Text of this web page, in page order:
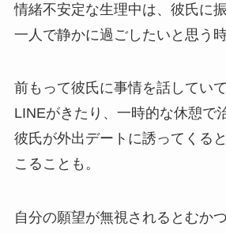
情緒不安定な生理中は、彼氏に
一人で静かに過ごしたいと思う
前もって彼氏に事情を話してい
LINEがきたり、一時的な休憩で
彼氏が外出デートに誘ってくる
こることも。
自分の願望が無視されるとむか